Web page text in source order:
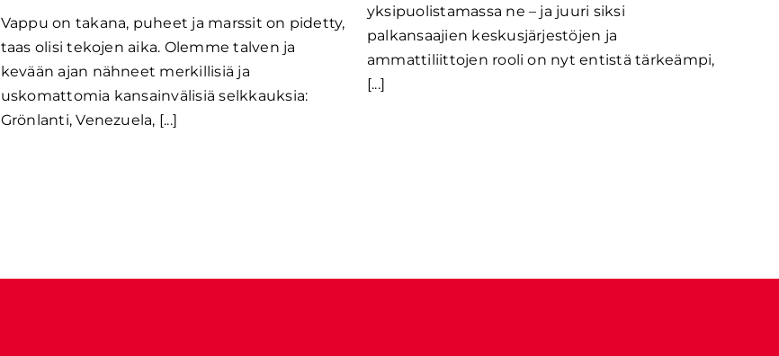
Vappu on takana, puheet ja marssit on pidetty,
taas olisi tekojen aika. Olemme talven ja
kevään ajan nähneet merkillisiä ja
uskomattomia kansainvälisiä selkkauksia:
Grönlanti, Venezuela, [...]
yksipuolistamassa ne – ja juuri siksi
palkansaajien keskusjärjestöjen ja
ammattiliittojen rooli on nyt entistä tärkeämpi,
[...]